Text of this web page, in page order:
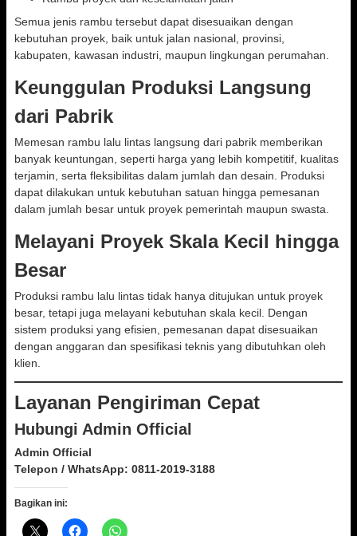
Semua jenis rambu tersebut dapat disesuaikan dengan
kebutuhan proyek, baik untuk jalan nasional, provinsi,
kabupaten, kawasan industri, maupun lingkungan perumahan.
Keunggulan Produksi Langsung
dari Pabrik
Memesan rambu lalu lintas langsung dari pabrik memberikan
banyak keuntungan, seperti harga yang lebih kompetitif, kualitas
terjamin, serta fleksibilitas dalam jumlah dan desain. Produksi
dapat dilakukan untuk kebutuhan satuan hingga pemesanan
dalam jumlah besar untuk proyek pemerintah maupun swasta.
Melayani Proyek Skala Kecil hingga
Besar
Produksi rambu lalu lintas tidak hanya ditujukan untuk proyek
besar, tetapi juga melayani kebutuhan skala kecil. Dengan
sistem produksi yang efisien, pemesanan dapat disesuaikan
dengan anggaran dan spesifikasi teknis yang dibutuhkan oleh
klien.
Layanan Pengiriman Cepat
Hubungi Admin Official
Admin Official
Telepon / WhatsApp: 0811-2019-3188
Bagikan ini: